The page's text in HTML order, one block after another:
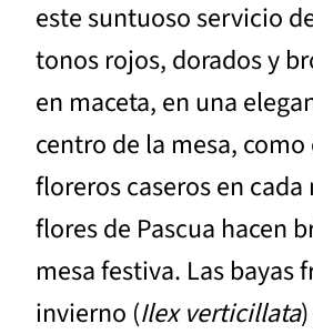
este suntuoso servicio
tonos rojos, dorados y
en maceta, en una
centro de la mesa,
floreros caseros en
flores de Pascua hacen
mesa festiva. Las bayas
invierno (Ilex verticillata